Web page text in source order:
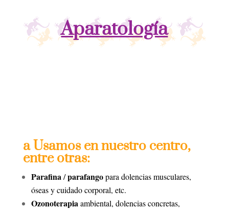
Aparatología
a Usamos en nuestro centro,
entre otras:
Parafina/parafangopara dolencias musculares,
óseas y cuidado corporal, etc.
Ozonoterapiaambiental, dolencias concretas,